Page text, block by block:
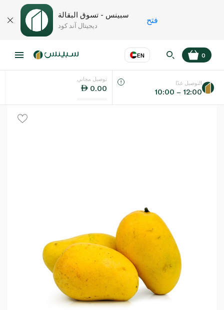
سبينس - تسوق البقالة
ديجيتال آند كود
فتح
EN
اللغة عر
0
توصيل مجاني
0.00
التوصيل غدًا
10:00 – 12:00